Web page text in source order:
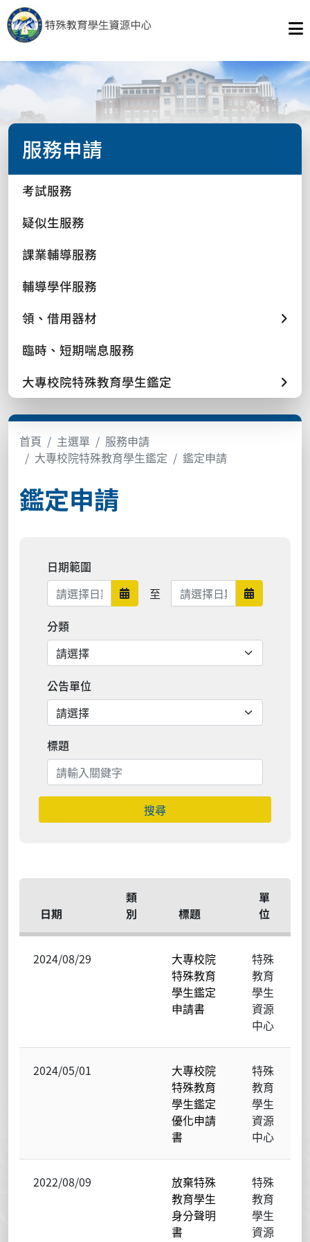
服務申請
考試服務
疑似生服務
課業輔導服務
輔導學伴服務
領、借用器材
臨時、短期喘息服務
大專校院特殊教育學生鑑定
首頁 主選單
服務申請
大專校院特殊教育學生鑑定
鑑定申請
鑑定申請
日期範圍
日期範圍開始
至 日期範圍結束 日期範圍
分類
公告單位
標題
搜尋
日期
類
別
標題
單
位
2024/08/29
大專校院
特殊教育
學生鑑定
申請書
特殊
教育
學生
資源
中心
2024/05/01
大專校院
特殊教育
學生鑑定
優化申請
書
特殊
教育
學生
資源
中心
2022/08/09
放棄特殊
教育學生
身分聲明
書
特殊
教育
學生
資源